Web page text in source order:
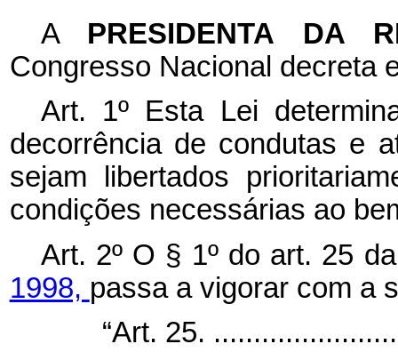
A PRESIDENTA DA
Congresso Nacional decreta
Art. 1º Esta Lei
decorrência de condutas e
sejam libertados
condições necessárias ao
Art. 2º O § 1º do art. 25
1998, passa a vigorar com a
“Art. 25.